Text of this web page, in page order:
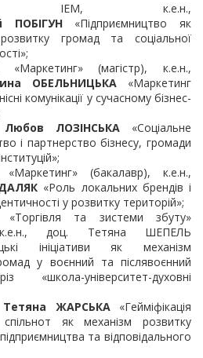
ІЕМ, к.е.н.,
ПОБІГУН«Підприємництво як
громад та соціальної
(магістр), к.е.н.,
ОБЕЛЬНИЦЬКА«Маркетинг
комунікації у сучасному бізнес-
Любов ЛОЗІНСЬКА«Соціальне
і партнерство бізнесу, громади
(бакалавр), к.е.н.,
«Роль локальних брендів і
у розвитку територій»;
та зистеми збуту»
к.е.н., доц. Тетяна ШЕПЕЛЬ
ініціативи як механізм
у воєнний та післявоєнний
«школа-університет-духовні
Тетяна ЖАРСЬКА«Гейміфікація
як механізм розвитку
та відповідального